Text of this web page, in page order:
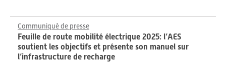
Communiqué de presse
Feuille de route mobilité électrique 2025: l’AES
soutient les objectifs et présente son manuel sur
l’infrastructure de recharge